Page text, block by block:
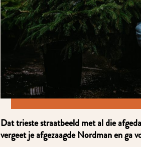
Dat trieste straatbeeld met al die
vergeet je afgezaagde Nordman en ga